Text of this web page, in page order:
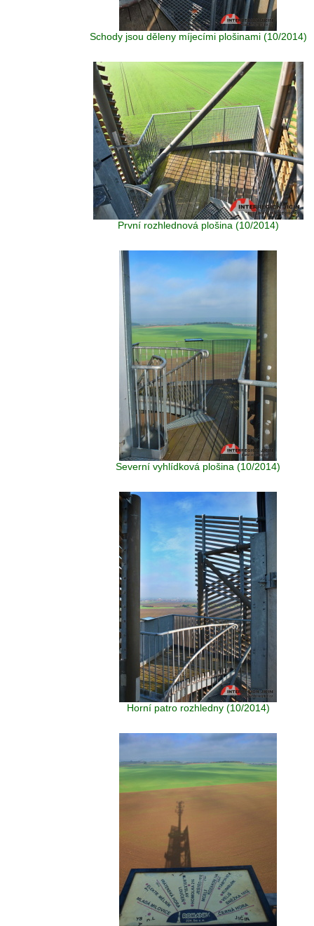
Schody jsou děleny míjecími plošinami (10/2014)
První rozhlednová plošina (10/2014)
Severní vyhlídková plošina (10/2014)
Horní patro rozhledny (10/2014)